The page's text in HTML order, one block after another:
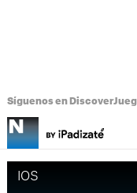
Síguenos en Discover
IOS